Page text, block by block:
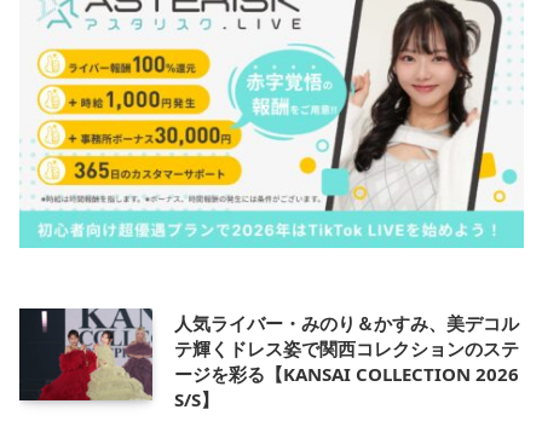
人気ライバー・みのり＆かすみ、美デコル
テ輝くドレス姿で関西コレクションのステ
ージを彩る【KANSAI COLLECTION 2026
S/S】